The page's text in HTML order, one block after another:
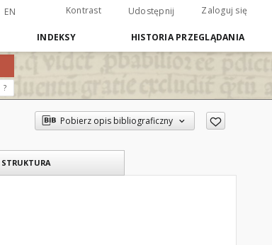
EN Kontrast Udostępnij Zaloguj się
INDEKSY HISTORIA PRZEGLĄDANIA
?
Pobierz opis bibliograficzny
STRUKTURA